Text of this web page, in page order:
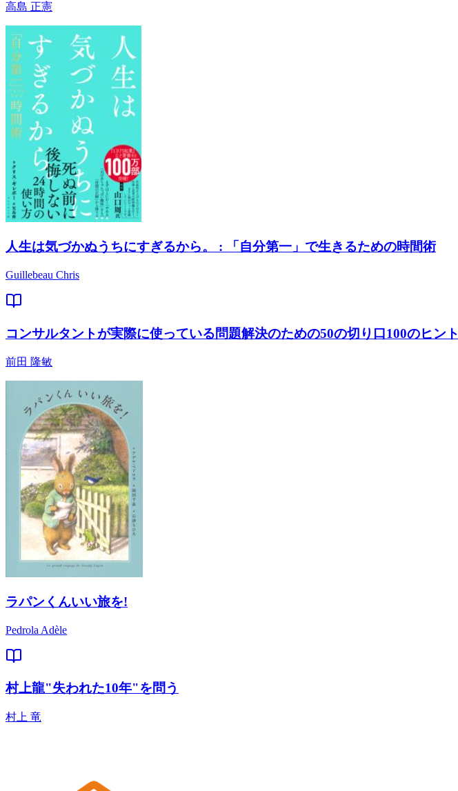
高島 正憲
人生は気づかぬうちにすぎるから。 : 「自分第一」で生きるための時間術
Guillebeau Chris
コンサルタントが実際に使っている問題解決のための50の切り口100のヒント
前田 隆敏
ラパンくんいい旅を!
Pedrola Adèle
村上龍"失われた10年"を問う
村上 竜